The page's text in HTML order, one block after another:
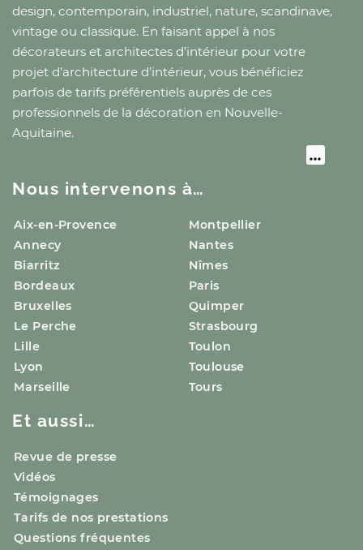
design, contemporain, industriel, nature, scandinave,
vintage ou classique. En faisant appel à nos
décorateurs et architectes d’intérieur pour votre
projet d’architecture d’intérieur, vous bénéficiez
parfois de tarifs préférentiels auprès de ces
professionnels de la décoration en Nouvelle-
Aquitaine.
Nous intervenons à…
Aix-en-Provence
Annecy
Biarritz
Bordeaux
Bruxelles
Le Perche
Lille
Lyon
Marseille
Montpellier
Nantes
Nîmes
Paris
Quimper
Strasbourg
Toulon
Toulouse
Tours
Et aussi…
Revue de presse
Vidéos
Témoignages
Tarifs de nos prestations
Questions fréquentes